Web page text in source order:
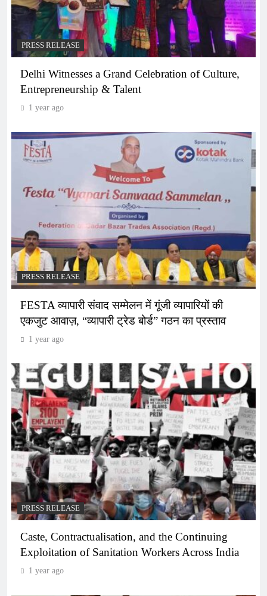
PRESS RELEASE
Delhi Witnesses a Grand Celebration of Culture,
Entrepreneurship & Talent
1 year ago
PRESS RELEASE
FESTA व्यापारी संवाद सम्मेलन में गूंजी व्यापारियों की
एकजुट आवाज़, “व्यापारी ट्रेड बोर्ड” गठन का प्रस्ताव
1 year ago
PRESS RELEASE
Caste, Contractualisation, and the Continuing
Exploitation of Sanitation Workers Across India
1 year ago